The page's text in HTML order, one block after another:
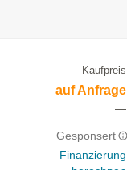
Kaufpreis
auf Anfrage
—
Gesponsert
Finanzierung